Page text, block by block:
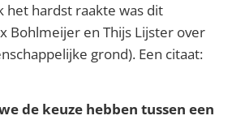
het hardst raakte was dit
Bohlmeijer en Thijs Lijster over
grond). Een citaat:
de keuze hebben tussen een